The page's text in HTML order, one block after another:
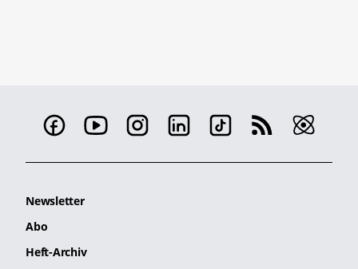
Newsletter
Abo
Heft-Archiv